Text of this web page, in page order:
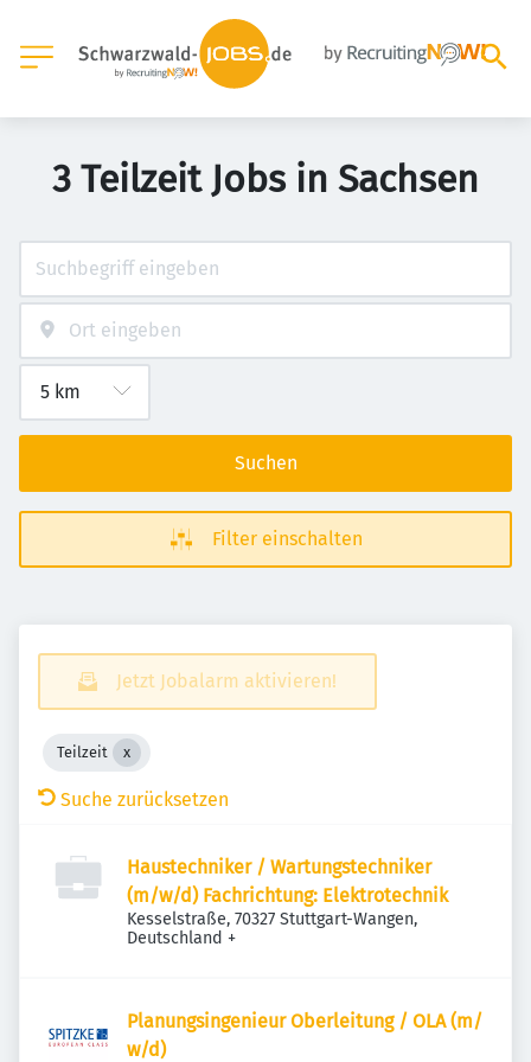
3 Teilzeit Jobs in Sachsen
Suchen
Filter einschalten
Jetzt Jobalarm aktivieren!
Teilzeit
Suche zurücksetzen
Haustechniker / Wartungstechniker
(m/w/d) Fachrichtung: Elektrotechnik
Kesselstraße, 70327 Stuttgart-Wangen,
Deutschland +
Planungsingenieur Oberleitung / OLA (m/​
w/​d)